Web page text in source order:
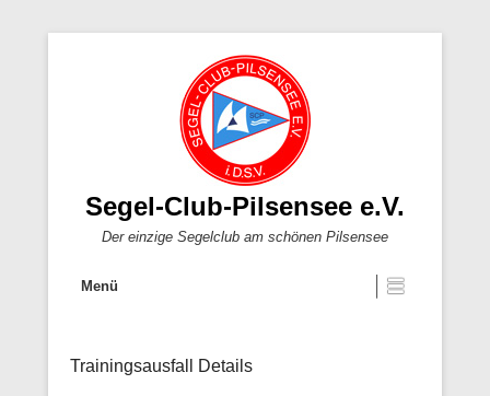
Segel-Club-Pilsensee e.V.
Der einzige Segelclub am schönen Pilsensee
Menü
Trainingsausfall Details